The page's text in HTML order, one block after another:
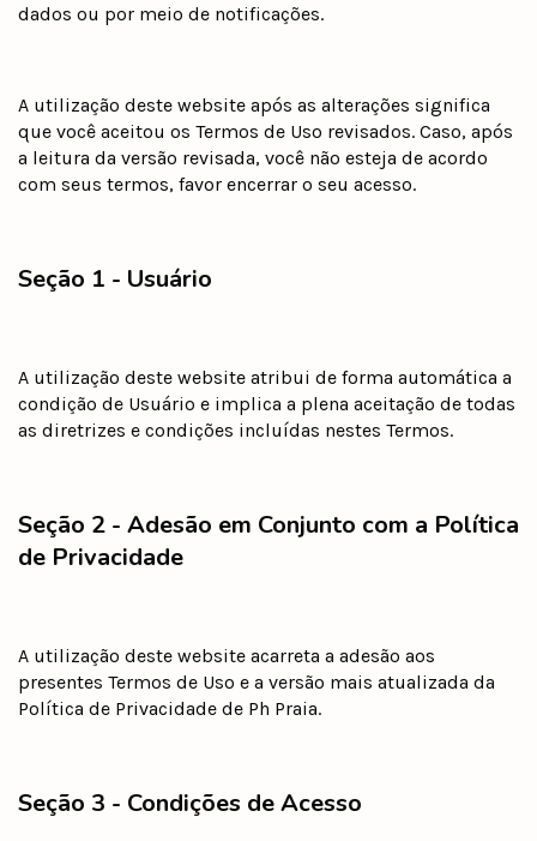
dados ou por meio de notificações.
A utilização deste website após as alterações significa
que você aceitou os Termos de Uso revisados. Caso, após
a leitura da versão revisada, você não esteja de acordo
com seus termos, favor encerrar o seu acesso.
Seção 1 - Usuário
A utilização deste website atribui de forma automática a
condição de Usuário e implica a plena aceitação de todas
as diretrizes e condições incluídas nestes Termos.
Seção 2 - Adesão em Conjunto com a Política
de Privacidade
A utilização deste website acarreta a adesão aos
presentes Termos de Uso e a versão mais atualizada da
Política de Privacidade de Ph Praia.
Seção 3 - Condições de Acesso